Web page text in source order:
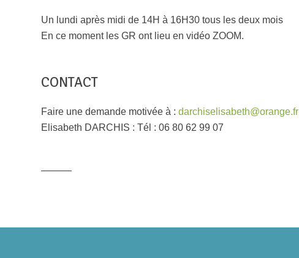
Un lundi après midi de 14H à 16H30 tous les deux mois
En ce moment les GR ont lieu en vidéo ZOOM.
CONTACT
Faire une demande motivée à : darchiselisabeth@orange.fr
Elisabeth DARCHIS : Tél : 06 80 62 99 07